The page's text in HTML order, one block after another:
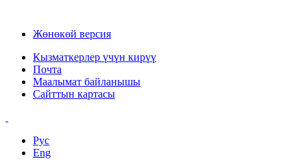
Жөнөкөй версия
Кызматкерлер үчүн кирүү
Почта
Маалымат байланышы
Сайттын картасы
Рус
Eng